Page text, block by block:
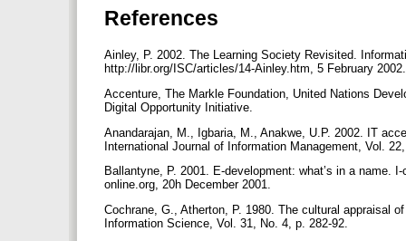
References
Ainley, P. 2002. The Learning Society Revisited.
http://libr.org/ISC/articles/14-Ainley.htm, 5 February
Accenture, The Markle Foundation, United Nations
Digital Opportunity Initiative.
Anandarajan, M., Igbaria, M., Anakwe, U.P. 2002. IT
International Journal of Information Management, Vol.
Ballantyne, P. 2001. E-development: what’s in a name.
online.org, 20h December 2001.
Cochrane, G., Atherton, P. 1980. The cultural appraisal
Information Science, Vol. 31, No. 4, p. 282-92.